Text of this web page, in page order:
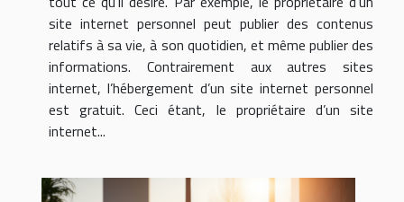
site internet personnel peut publier des contenus
relatifs à sa vie, à son quotidien, et même publier des
informations. Contrairement aux autres sites
internet, l’hébergement d’un site internet personnel
est gratuit. Ceci étant, le propriétaire d’un site
internet...